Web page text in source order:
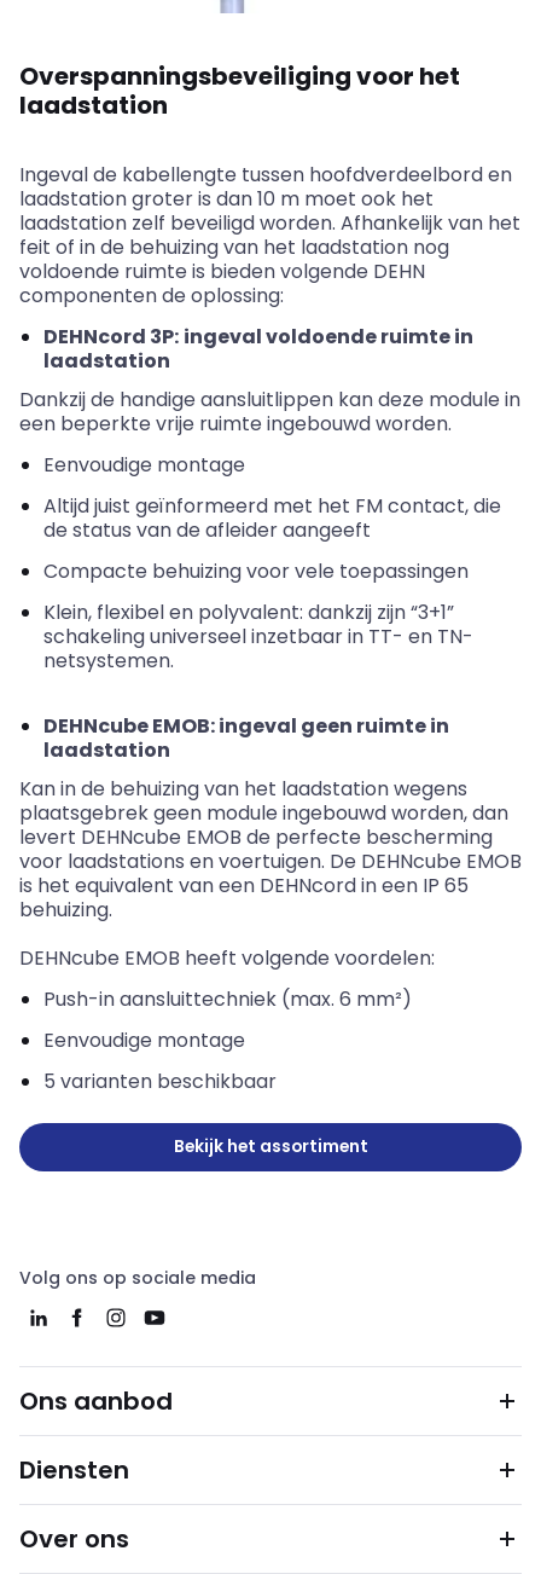
Overspanningsbeveiligingvoor het
laadstation
Ingeval de kabellengte tussen hoofdverdeelborden
laadstation groter is dan 10 m moet ook het
laadstation zelf beveiligd worden. Afhankelijk van het
feit of in de behuizing van het laadstation nog
voldoende ruimte is bieden volgende DEHN
componentende oplossing:
DEHNcord 3P: ingeval voldoende ruimte in
laadstation
Dankzij de handige aansluitlippen kan deze module in
een beperkte vrije ruimte ingebouwd worden.
Eenvoudige montage
Altijd juist geïnformeerd met het FM contact, die
de status van de afleider aangeeft
Compacte behuizing voor vele toepassingen
Klein, flexibel en polyvalent: dankzij zijn “3+1”
schakeling universeel inzetbaar in TT- en TN-
netsystemen.
DEHNcubeEMOB: ingeval geen ruimte in
laadstation
Kan in de behuizing van het laadstation wegens
plaatsgebrek geen module ingebouwd worden, dan
levert DEHNcube EMOB de perfecte bescherming
voor laadstations en voertuigen. De DEHNcube EMOB
is het equivalent van een DEHNcordin een IP 65
behuizing.
DEHNcube EMOB heeft volgende voordelen:
Push-in aansluittechniek (max. 6 mm²)
Eenvoudige montage
5 varianten beschikbaar
Bekijk het assortiment
Volg ons op sociale media
Ons aanbod
Diensten
Over ons